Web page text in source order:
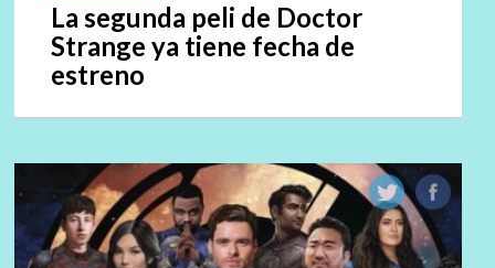
La segunda peli de Doctor
Strange ya tiene fecha de
estreno